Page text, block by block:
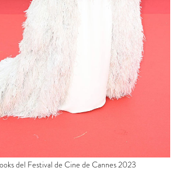
del Festival de Cine de Cannes 2023